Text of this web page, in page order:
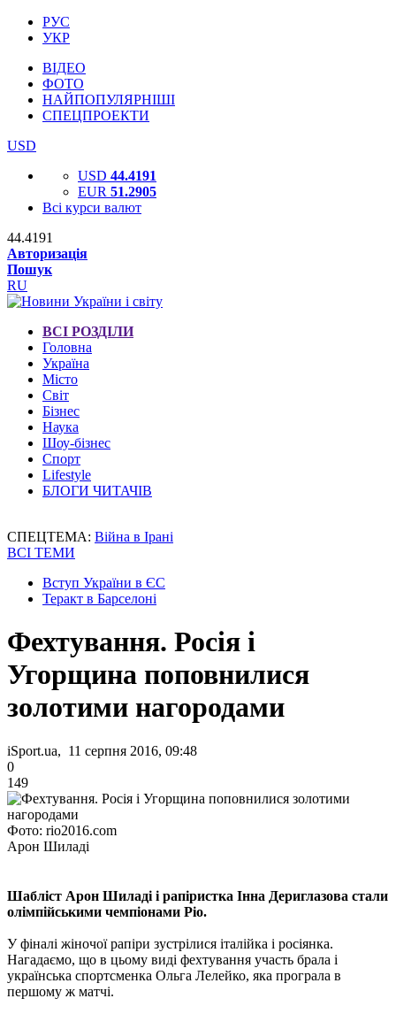
РУС
УКР
ВІДЕО
ФОТО
НАЙПОПУЛЯРНІШІ
СПЕЦПРОЕКТИ
USD
USD 44.4191
EUR 51.2905
Всі курси валют
44.4191
Авторизація
Пошук
RU
ВСІ РОЗДІЛИ
Головна
Україна
Місто
Світ
Бізнес
Наука
Шоу-бізнес
Спорт
Lifestyle
БЛОГИ ЧИТАЧІВ
СПЕЦТЕМА: Війна в Ірані
ВСІ ТЕМИ
Вступ України в ЄС
Теракт в Барселоні
Фехтування. Росія і
Угорщина поповнилися
золотими нагородами
iSport.ua, 11 серпня 2016, 09:48
0
149
Фото: rio2016.com
Арон Шиладі
Шабліст Арон Шиладі і рапіристка Інна Дериглазова стали
олімпійськими чемпіонами Ріо.
У фіналі жіночої рапіри зустрілися італійка і росіянка.
Нагадаємо, що в цьому виді фехтування участь брала і
українська спортсменка Ольга Лелейко, яка програла в
першому ж матчі.